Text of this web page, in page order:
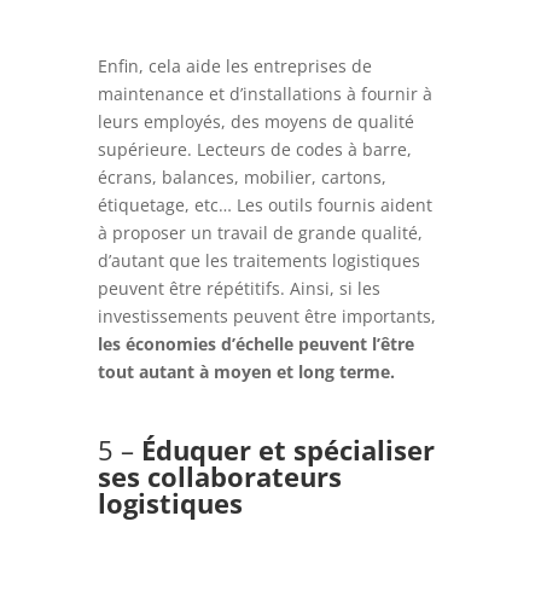
Enfin, cela aide les entreprises de
maintenance et d’installations à fournir à
leurs employés, des moyens de qualité
supérieure. Lecteurs de codes à barre,
écrans, balances, mobilier, cartons,
étiquetage, etc… Les outils fournis aident
à proposer un travail de grande qualité,
d’autant que les traitements logistiques
peuvent être répétitifs. Ainsi, si les
investissements peuvent être importants,
les économies d’échelle peuvent l’être
tout autant à moyen et long terme.
5 – Éduquer et spécialiser
ses collaborateurs
logistiques